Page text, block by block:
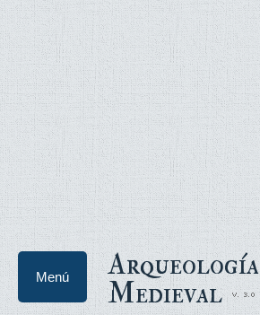
Arqueología
Medieval
Menú